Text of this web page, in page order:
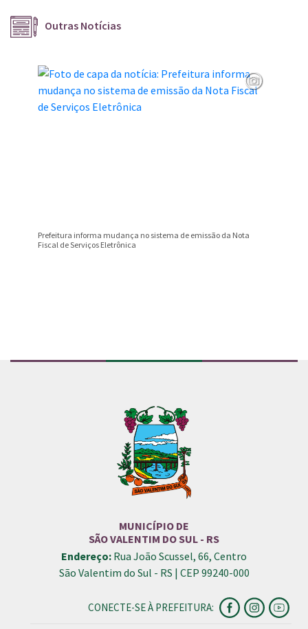
Outras Notícias
Prefeitura informa mudança no sistema de emissão da Nota
Fiscal de Serviços Eletrônica
MUNICÍPIO DE
SÃO VALENTIM DO SUL - RS
Endereço: Rua João Scussel, 66, Centro
São Valentim do Sul - RS | CEP 99240-000
CONECTE-SE À PREFEITURA: